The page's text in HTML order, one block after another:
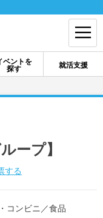
ベントを
探す
就活支援
グイン
ープ】
する
コンビニ ／食品